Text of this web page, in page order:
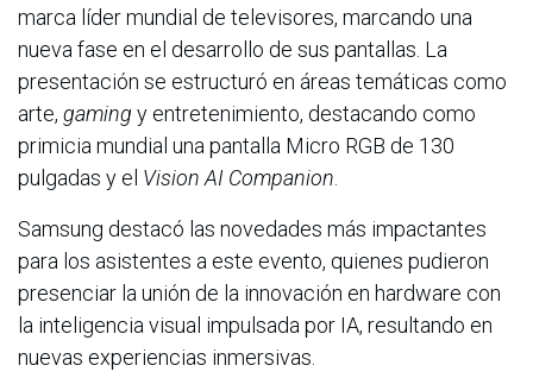
marca líder mundial de televisores, marcando una
nueva fase en el desarrollo de sus pantallas. La
presentación se estructuró en áreas temáticas como
arte, gaming y entretenimiento, destacando como
primicia mundial una pantalla Micro RGB de 130
pulgadas y el Vision AI Companion
Samsung destacó las novedades más impactantes
para los asistentes a este evento, quienes pudieron
presenciar la unión de la innovación en hardware con
la inteligencia visual impulsada por IA, resultando en
nuevas experiencias inmersivas.